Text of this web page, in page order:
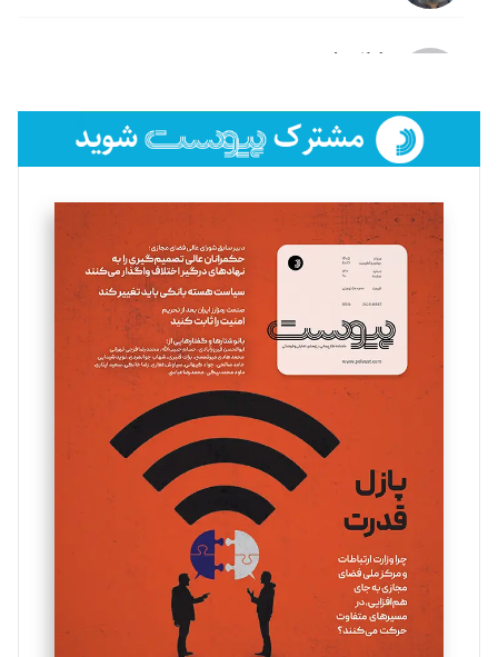
لیلا حنارود
فائزه فتحی رستمی
تحریریه
سروش کرمیان
تحریریه
مینا پاکدل
یسنا امان‌پور
تحریریه
ملینا جعفری
تحریریه